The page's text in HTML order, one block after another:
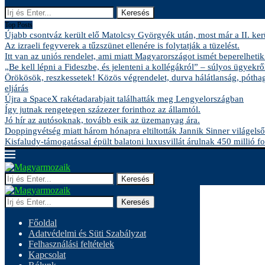
Keresés
Top Posts
Újabb csontváz került elő Matolcsy Györgyék után, most már a II.
Az izraeli fegyverek a tűzszünet ellenére is folytatják a tüzelést.
Itt van az uniós rendelet, ami miatt Magyarországot ismét
„Be kell lépni a Fideszbe, és jelenteni a kollégákról” – súlyos
Örökösök, reszkessetek! Közös végrendelet, durva hálátlanság,
eljárás
Újra a SpaceX rakétadarabjait találhatták meg Lengyelországban
Így jutnak rengetegen százezer forinthoz az államtól.
Jó hír az autósoknak, tovább esik az üzemanyag ára.
Doppingvétség miatt három hónapra eltiltották Jannik Sinner
Kisfaludy-támogatással épült balatoni luxusvillát árulnak 450 millió
Keresés
Keresés
Főoldal
Adatvédelmi és Süti Szabályzat
Felhasználási feltételek
Kapcsolat